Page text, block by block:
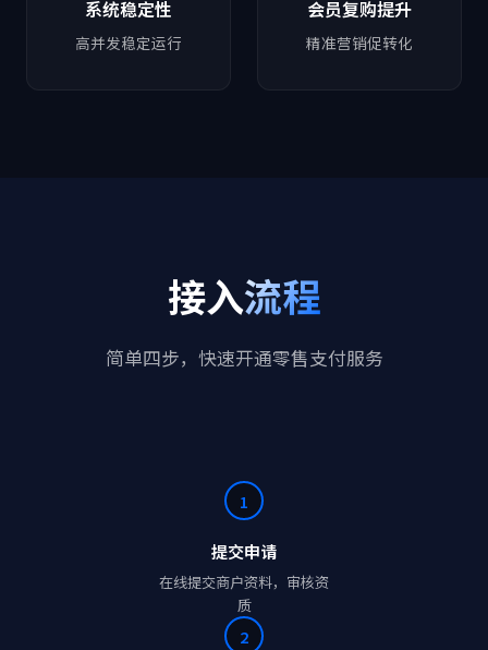
系统稳定性
高并发稳定运行
会员复购提升
精准营销促转化
接入流程
简单四步，快速开通零售支付服务
1
提交申请
在线提交商户资料，审核资
质
2